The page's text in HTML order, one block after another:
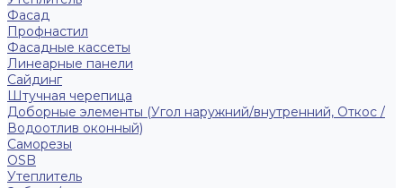
Фасад
Профнастил
Фасадные кассеты
Линеарные панели
Сайдинг
Штучная черепица
Доборные элементы (Угол наружний/внутренний, Откос /
Водоотлив оконный)
Саморезы
OSB
Утеплитель